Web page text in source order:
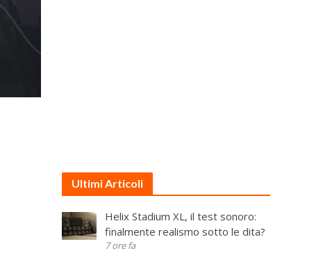
Ultimi Articoli
Helix Stadium XL, il test sonoro:
finalmente realismo sotto le dita?
7 ore fa